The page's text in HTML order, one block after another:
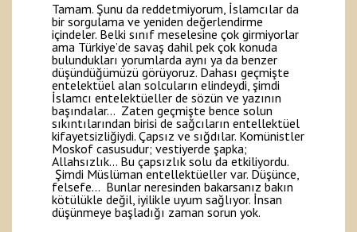
Tamam. Şunu da reddetmiyorum, İslamcılar da
bir sorgulama ve yeniden değerlendirme
içindeler. Belki sınıf meselesine çok girmiyorlar
ama Türkiye’de savaş dahil pek çok konuda
bulundukları yorumlarda aynı ya da benzer
düşündüğümüzü görüyoruz. Dahası geçmişte
entelektüel alan solcuların elindeydi, şimdi
İslamcı entelektüeller de sözün ve yazının
başındalar… Zaten geçmişte bence solun
sıkıntılarından birisi de sağcıların entellektüel
kifayetsizliğiydi. Çapsız ve sığdılar. Komünistler
Moskof casusudur; vestiyerde şapka;
Allahsızlık… Bu çapsızlık solu da etkiliyordu.
Şimdi Müslüman entellektüeller var. Düşünce,
felsefe… Bunlar neresinden bakarsanız bakın
kötülükle değil, iyilikle uyum sağlıyor. İnsan
düşünmeye başladığı zaman sorun yok.